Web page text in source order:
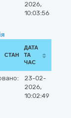
2026,
10:03:56
СТАН
ДАТА
ТА
ЧАС
23-02-
2026,
10:02:49